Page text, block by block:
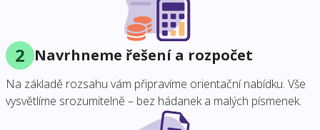
2 Navrhneme řešení a rozpočet
Na základě rozsahu vám připravíme orientační nabídku. Vše
vysvětlíme srozumitelně – bez hádanek a malých písmenek.